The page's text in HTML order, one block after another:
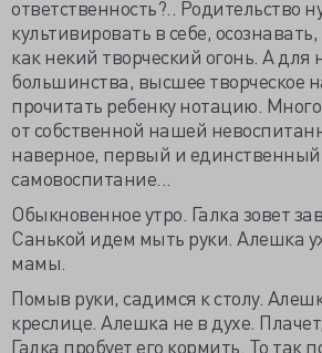
ответственность?.. Родительство
культивировать в себе,
как некий творческий огонь. А для
большинства, высшее творческое
прочитать ребенку нотацию.
от собственной нашей
наверное, первый и
самовоспитание...
Обыкновенное утро. Галка зовет
Санькой идем мыть руки. Алешка
мамы.
Помыв руки, садимся к столу.
креслице. Алешка не в духе. Плачет,
Галка пробует его кормить. То так